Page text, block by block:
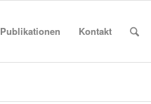
Publikationen Kontakt